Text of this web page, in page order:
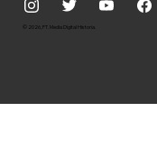
© 2026, PT. Media Digital Historia.